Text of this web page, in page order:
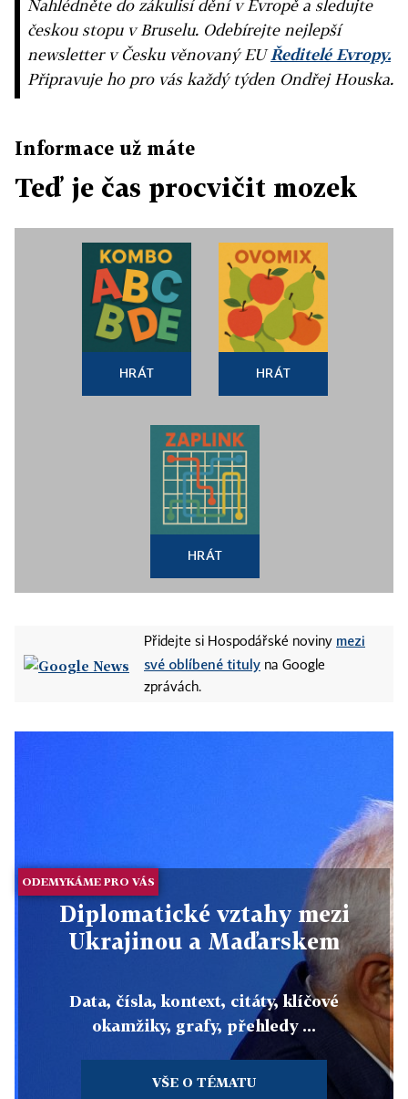
Nahlédněte do zákulisí dění v Evropě a sledujte
českou stopu v Bruselu. Odebírejte nejlepší
newsletter v Česku věnovaný EUŘeditelé Evropy.
Připravuje ho pro vás každý týden Ondřej Houska.
Informace už máte
Teď je čas procvičit mozek
HRÁT HRÁT
HRÁT
Přidejte si Hospodářské noviny mezi
své oblíbené tituly na Google
zprávách.
ODEMYKÁME PRO VÁS
Diplomatické vztahy mezi
Ukrajinou a Maďarskem
Data, čísla, kontext, citáty, klíčové
okamžiky, grafy, přehledy ...
VŠE O TÉMATU